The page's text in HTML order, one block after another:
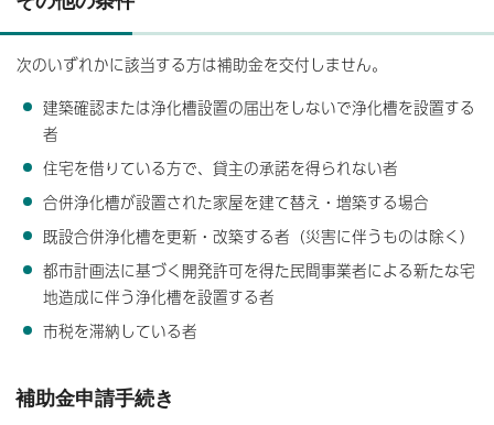
次のいずれかに該当する方は補助金を交付しません。
建築確認または浄化槽設置の届出をしないで浄化槽を設置する
者
住宅を借りている方で、貸主の承諾を得られない者
合併浄化槽が設置された家屋を建て替え・増築する場合
既設合併浄化槽を更新・改築する者（災害に伴うものは除く）
都市計画法に基づく開発許可を得た民間事業者による新たな宅
地造成に伴う浄化槽を設置する者
市税を滞納している者
補助金申請手続き